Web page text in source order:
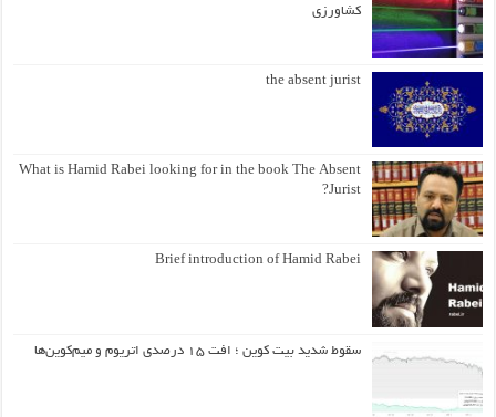
کشاورزی
the absent jurist
What is Hamid Rabei looking for in the book The Absent
Jurist?
Brief introduction of Hamid Rabei
سقوط شدید بیت کوین ؛ افت ۱۵ درصدی اتریوم و میم‌کوین‌ها